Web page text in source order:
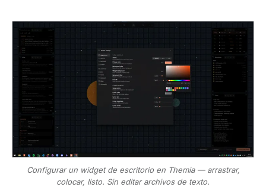
Configurar un widget de escritorio en Themia — arrastrar,
colocar, listo. Sin editar archivos de texto.